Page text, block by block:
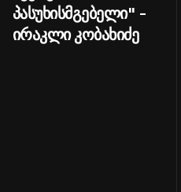
პასუხისმგებელი" -
ირაკლი კობახიძე